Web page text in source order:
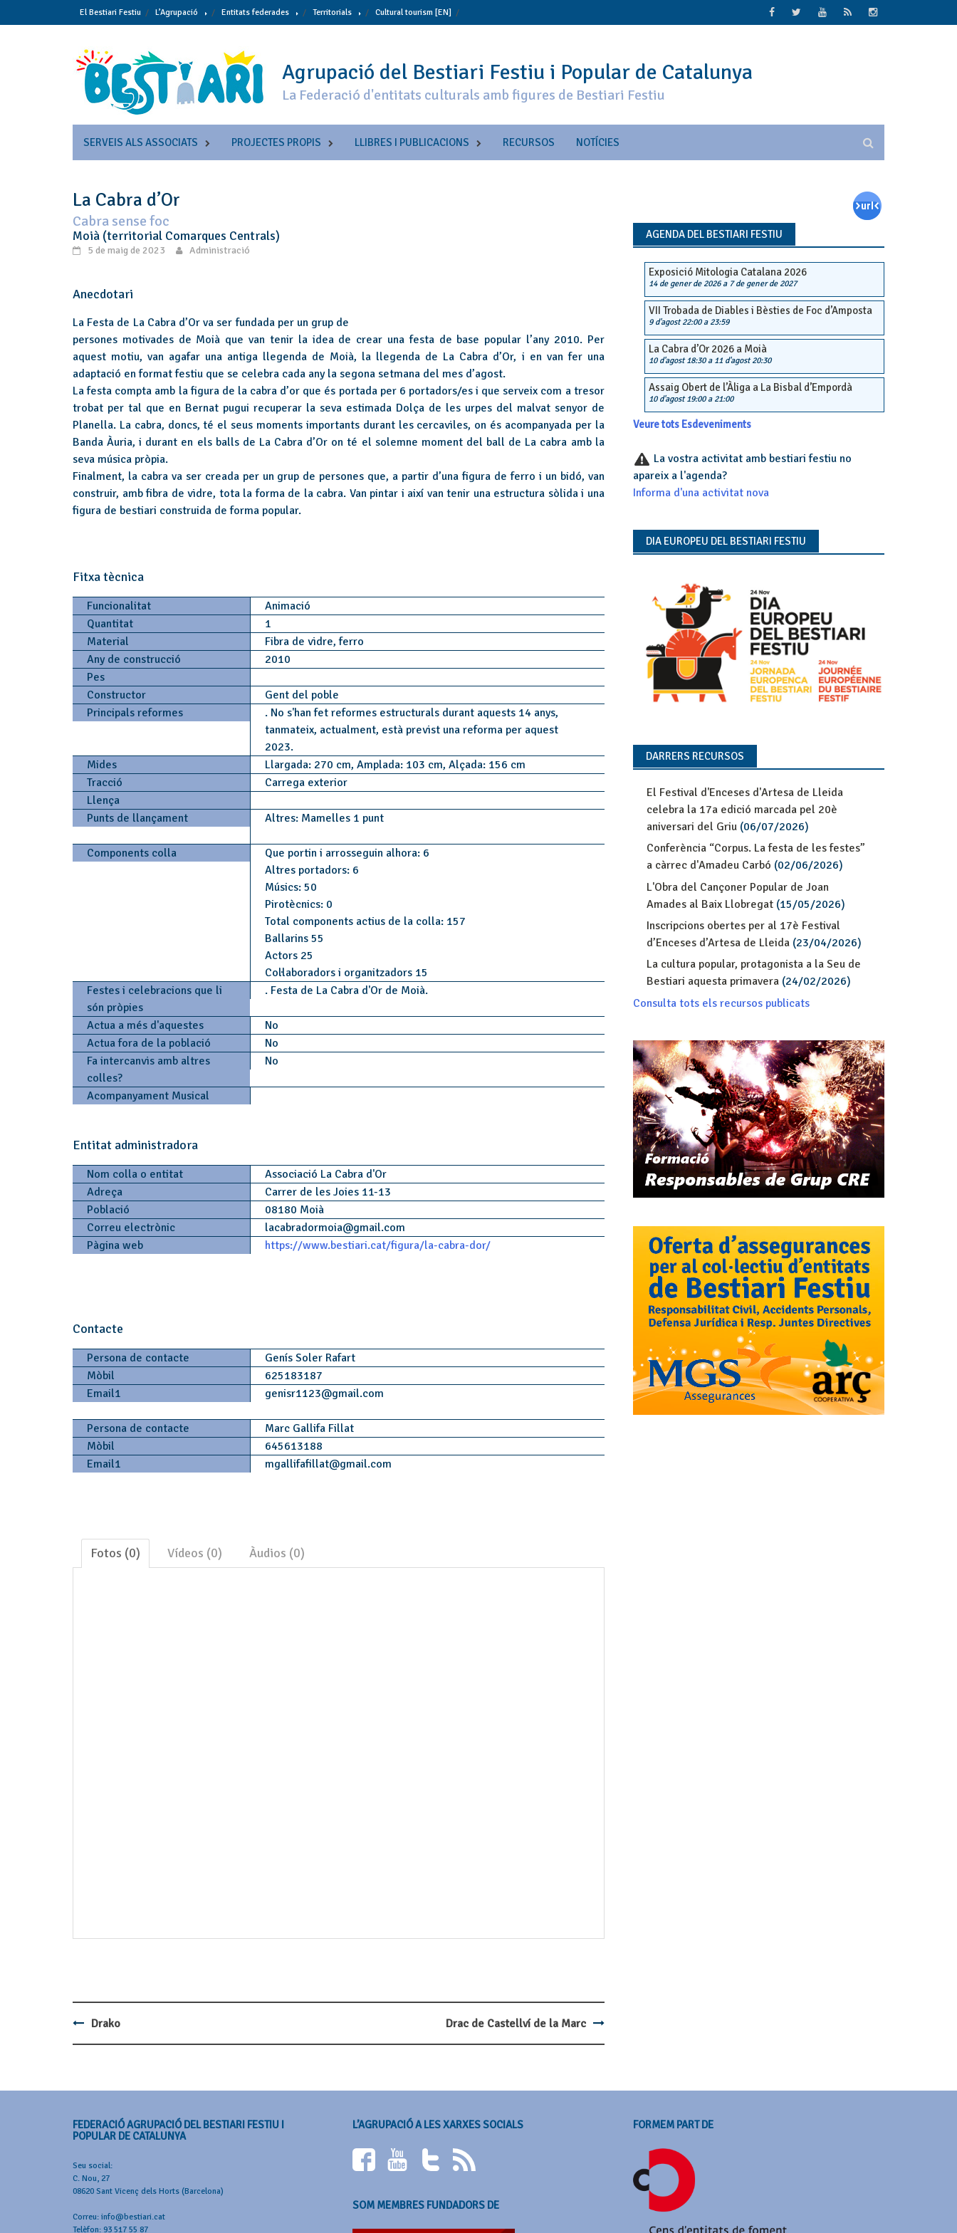
to
El Bestiari Festiu L’Agrupació Entitats federades Territorials Cultural tourism [EN]
Agrupació del Bestiari Festiu i Popular de Catalunya
La Federació d'entitats culturals amb figures de Bestiari Festiu
SERVEIS ALS ASSOCIATS PROJECTES PROPIS LLIBRES I PUBLICACIONS RECURSOS NOTÍCIES
La Cabra d’Or
Cabra sense foc
Moià (territorial Comarques Centrals)
5 de maig de 2023 Administració
Anecdotari
La Festa de La Cabra d’Or va ser fundada per un grup de
persones motivades de Moià que van tenir la idea de crear una festa de base popular l’any 2010. Per
aquest motiu, van agafar una antiga llegenda de Moià, la llegenda de La Cabra d’Or, i en van fer una
adaptació en format festiu que se celebra cada any la segona setmana del mes d’agost.
La festa compta amb la figura de la cabra d’or que és portada per 6 portadors/es i que serveix com a tresor
trobat per tal que en Bernat pugui recuperar la seva estimada Dolça de les urpes del malvat senyor de
Planella. La cabra, doncs, té el seus moments importants durant les cercaviles, on és acompanyada per la
Banda Àuria, i durant en els balls de La Cabra d’Or on té el solemne moment del ball de La cabra amb la
seva música pròpia.
Finalment, la cabra va ser creada per un grup de persones que, a partir d’una figura de ferro i un bidó, van
construir, amb fibra de vidre, tota la forma de la cabra. Van pintar i així van tenir una estructura sòlida i una
figura de bestiari construida de forma popular.
Fitxa tècnica
Funcionalitat
Animació
Quantitat
1
Material
Fibra de vidre, ferro
Any de construcció
2010
Pes
Constructor
Gent del poble
Principals reformes
. No s'han fet reformes estructurals durant aquests 14 anys,
tanmateix, actualment, està previst una reforma per aquest
2023.
Mides
Llargada: 270 cm, Amplada: 103 cm, Alçada: 156 cm
Tracció
Carrega exterior
Llença
Punts de llançament
Altres: Mamelles 1 punt
Components colla
Que portin i arrosseguin alhora: 6
Altres portadors: 6
Músics: 50
Pirotècnics: 0
Total components actius de la colla: 157
Ballarins 55
Actors 25
Col·laboradors i organitzadors 15
Festes i celebracions que li
són pròpies
. Festa de La Cabra d'Or de Moià.
Actua a més d'aquestes
No
Actua fora de la població
No
Fa intercanvis amb altres
colles?
No
Acompanyament Musical
Entitat administradora
Nom colla o entitat
Associació La Cabra d'Or
Adreça
Carrer de les Joies 11-13
Població
08180 Moià
Correu electrònic
lacabradormoia@gmail.com
Pàgina web
https://www.bestiari.cat/figura/la-cabra-dor/
Contacte
Persona de contacte
Genís Soler Rafart
Mòbil
625183187
Email1
genisr1123@gmail.com
Persona de contacte
Marc Gallifa Fillat
Mòbil
645613188
Email1
mgallifafillat@gmail.com
Fotos (0) Vídeos (0) Àudios (0)
Post
Drako Drac de Castellví de la Marc
AGENDA DEL BESTIARI FESTIU
Exposició Mitologia Catalana 2026
14 de gener de 2026a 7 de gener de 2027
VII Trobada de Diables i Bèsties de Foc d’Amposta
9 d'agost 22:00a 23:59
La Cabra d’Or 2026 a Moià
10 d'agost 18:30a 11 d'agost 20:30
Assaig Obert de l’Àliga a La Bisbal d’Empordà
10 d'agost 19:00a 21:00
Veure tots Esdeveniments
La vostra activitat amb bestiari festiu no
apareix a l'agenda?
Informa d'una activitat nova
DIA EUROPEU DEL BESTIARI FESTIU
DARRERS RECURSOS
El Festival d'Enceses d'Artesa de Lleida
celebra la 17a edició marcada pel 20è
aniversari del Griu(06/07/2026)
Conferència “Corpus. La festa de les festes”
a càrrec d'Amadeu Carbó (02/06/2026)
L'Obra del Cançoner Popular de Joan
Amades al Baix Llobregat(15/05/2026)
Inscripcions obertes per al 17è Festival
d’Enceses d’Artesa de Lleida(23/04/2026)
La cultura popular, protagonista a la Seu de
Bestiari aquesta primavera(24/02/2026)
Consulta tots els recursos publicats
FEDERACIÓ AGRUPACIÓ DEL BESTIARI FESTIU I
POPULAR DE CATALUNYA
Seu social:
C. Nou, 27
08620 Sant Vicenç dels Horts (Barcelona)
Correu: info@bestiari.cat
Telèfon: 93 517 55 87
L’AGRUPACIÓ A LES XARXES SOCIALS
SOM MEMBRES FUNDADORS DE
FORMEM PART DE